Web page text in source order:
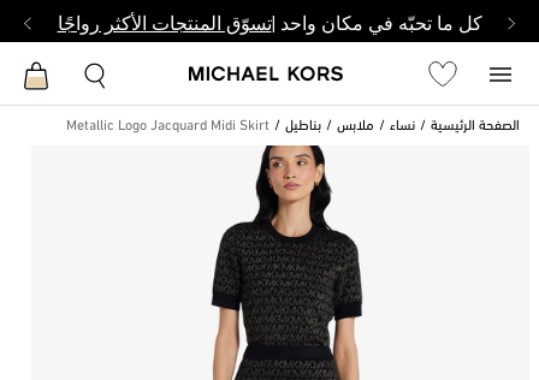
كل ما تحبّه في مكان واحد |تسوّق المنتجات الأكثر رواجًا
الصفحة الرئيسية نساء ملابس بناطيل Metallic Logo Jacquard Midi Skirt